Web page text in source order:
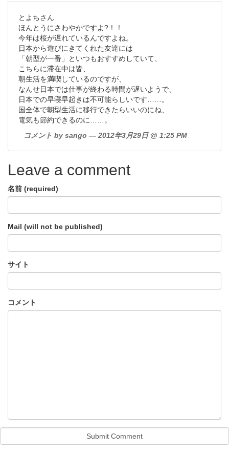
とよちさん
ほんとうにさわやかですよ?！！
今年は桜が遅れているんですよね。
日本から遊びにきてくれた友達には
「朝型が一番」といつもおすすめしていて、
こちらに滞在中は皆、
朝生活を満喫しているのですが、
なんせ日本では仕事が終わる時間が遅いようで、
日本での早寝早起きは不可能らしいです……。
国全体で朝型生活に移行できたらいいのにね、
電気も節約できるのに……。
コメント by sango — 2012年3月29日 @ 1:25 PM
Leave a comment
名前 (required)
Mail (will not be published)
サイト
コメント